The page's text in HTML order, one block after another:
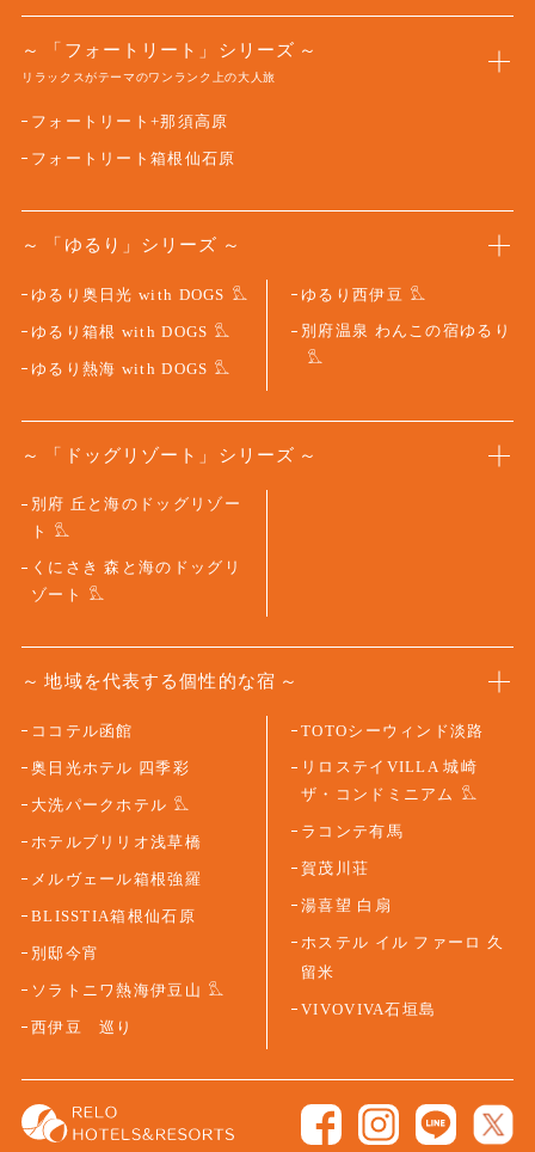
「フォートリート」シリーズ
リラックスがテーマのワンランク上の大人旅
フォートリート+那須高原
フォートリート箱根仙石原
「ゆるり」シリーズ
ゆるり奥日光 with DOGS
ゆるり箱根 with DOGS
ゆるり熱海 with DOGS
ゆるり西伊豆
別府温泉 わんこの宿ゆるり
「ドッグリゾート」シリーズ
別府 丘と海のドッグリゾー
ト
くにさき 森と海のドッグリ
ゾート
地域を代表する個性的な宿
ココテル函館
奥日光ホテル 四季彩
大洗パークホテル
ホテルブリリオ浅草橋
メルヴェール箱根強羅
BLISSTIA箱根仙石原
別邸今宵
ソラトニワ熱海伊豆山
西伊豆 巡り
TOTOシーウィンド淡路
リロステイVILLA 城崎
ザ・コンドミニアム
ラコンテ有馬
賀茂川荘
湯喜望 白扇
ホステル イル ファーロ 久
留米
VIVOVIVA石垣島